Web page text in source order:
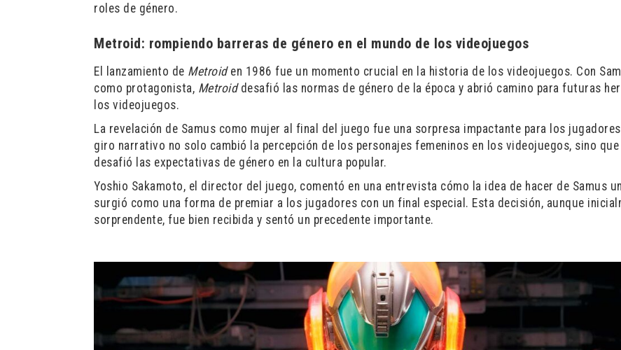
roles de género.
Metroid: rompiendo barreras de género en el mundo de los videojuegos
El lanzamiento de Metroiden 1986 fue un momento crucial en la historia de los videojuegos. Con
como protagonista, Metroiddesafió las normas de género de la época y abrió camino para futuras
los videojuegos.
La revelación de Samus como mujer al final del juego fue una sorpresa impactante para los
giro narrativo no solo cambió la percepción de los personajes femeninos en los videojuegos, sino que
desafió las expectativas de género en la cultura popular.
Yoshio Sakamoto, el director del juego, comentó en una entrevista cómo la idea de hacer de Samus
surgió como una forma de premiar a los jugadores con un final especial. Esta decisión, aunque
sorprendente, fue bien recibida y sentó un precedente importante.